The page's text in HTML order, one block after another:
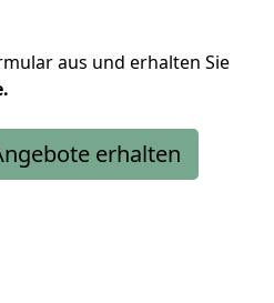
aus und erhalten Sie
erhalten